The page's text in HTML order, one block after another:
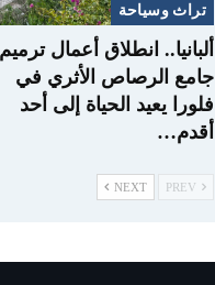
تراث وسياحة
ألبانيا.. انطلاق أعمال ترميم
جامع الرصاص الأثري في
فلورا يعيد الحياة إلى أحد
أقدم…
NEXT